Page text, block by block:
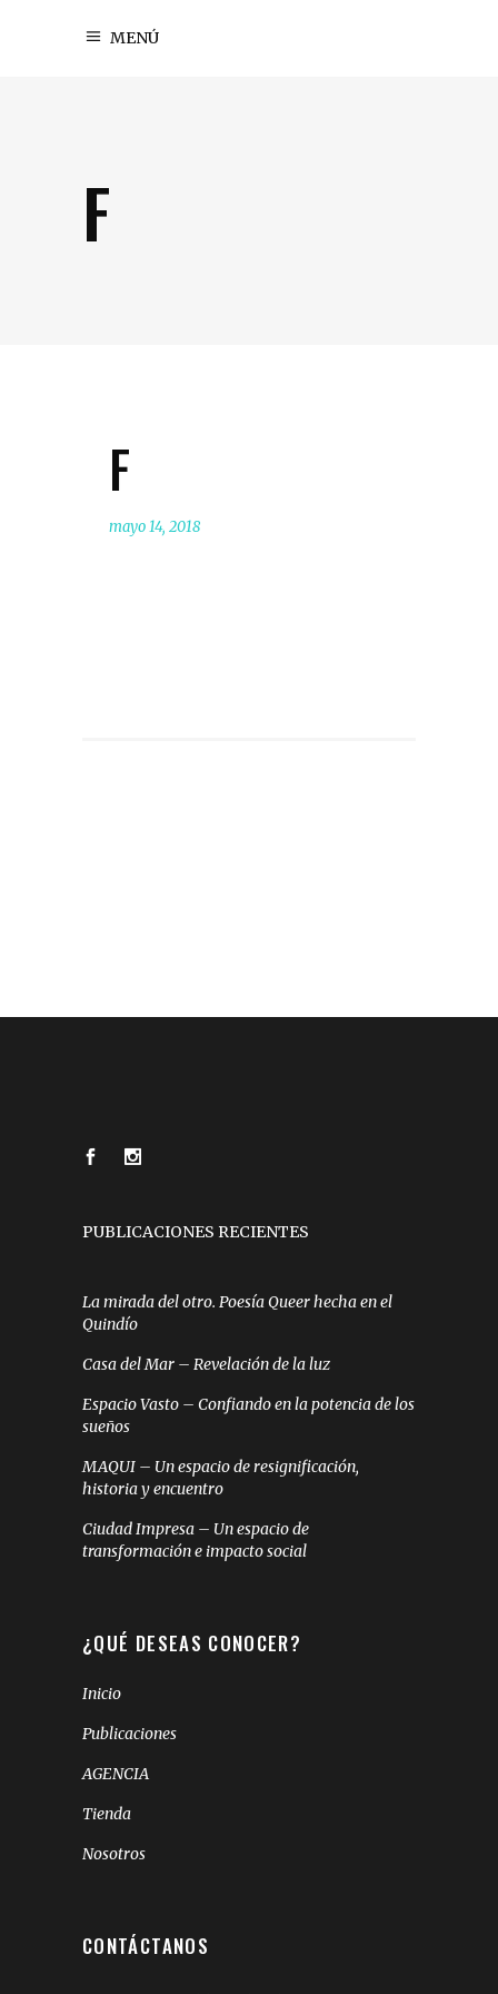
MENÚ
F
F
mayo 14, 2018
PUBLICACIONES RECIENTES
La mirada del otro. Poesía Queer hecha en el
Quindío
Casa del Mar – Revelación de la luz
Espacio Vasto – Confiando en la potencia de los
sueños
MAQUI – Un espacio de resignificación,
historia y encuentro
Ciudad Impresa – Un espacio de
transformación e impacto social
¿QUÉ DESEAS CONOCER?
Inicio
Publicaciones
AGENCIA
Tienda
Nosotros
CONTÁCTANOS